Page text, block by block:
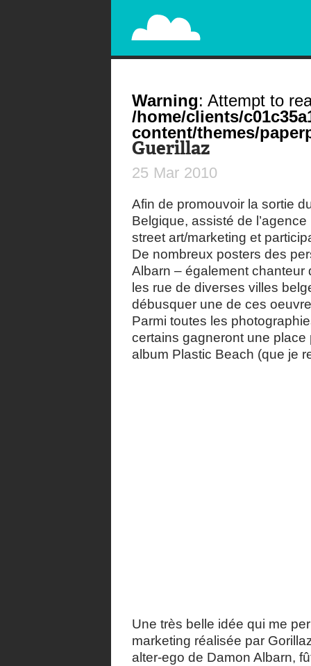
PAPERPLANE
STREET, AMBIENT, GUÉRILLA MARKETING
Warning: Attempt to
/home/clients/
content/themes/
Guerillaz
25 Mar 2010
Afin de promouvoir la sortie
Belgique, assisté de
street art/marketing et
De nombreux posters des
Albarn – également
les rue de diverses villes
débusquer une de ces
Parmi toutes les
certains gagneront une
album Plastic Beach (que je
Une très belle idée qui me
marketing réalisée par
alter-ego de Damon Albarn,